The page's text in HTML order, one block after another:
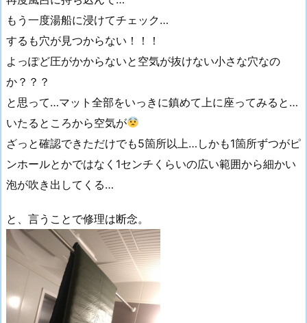
もう一度湯船に浸けてチェック…
するも穴が見つからない！！！
よっぽど圧がかからないと空気が抜けない小さな穴なの
か？？？
と思って…マット全部をいっきに鎮めて上に座ってみると…
いたるところから空気が
ざっと確認できただけでも5箇所以上…しかも1箇所ずつがピ
ンホールとかではなく1センチくらいの広い範囲から細かい
泡が吹き出してくる…
と、言うことで修理は断念。